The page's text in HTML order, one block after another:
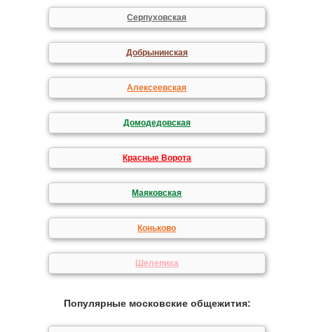
Серпуховская
Добрынинская
Алексеевская
Домодедовская
Красные Ворота
Маяковская
Коньково
Шелепиха
Популярные московские общежития: